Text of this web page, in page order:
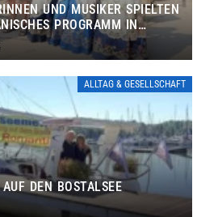
UND MUSIKER SPIELTEN
PROGRAMM IN
ALLTAG & GESELLSCHAFT
DEN BOSTALSEE